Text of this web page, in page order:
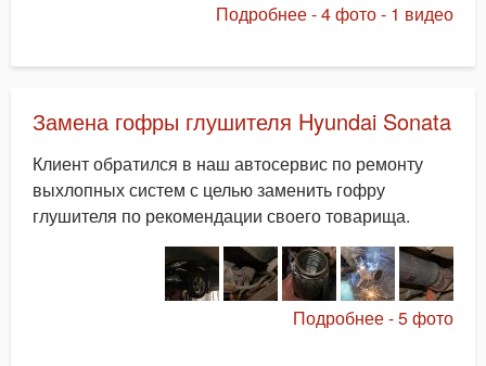
Подробнее - 4 фото - 1 видео
Замена гофры глушителя Hyundai Sonata
Клиент обратился в наш автосервис по ремонту
выхлопных систем с целью заменить гофру
глушителя по рекомендации своего товарища.
Подробнее - 5 фото